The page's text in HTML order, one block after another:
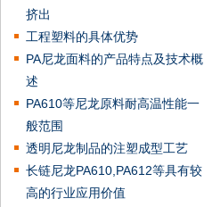
挤出
工程塑料的具体优势
PA尼龙面料的产品特点及技术概
述
PA610等尼龙原料耐高温性能一
般范围
透明尼龙制品的注塑成型工艺
长链尼龙PA610,PA612等具有较
高的行业应用价值